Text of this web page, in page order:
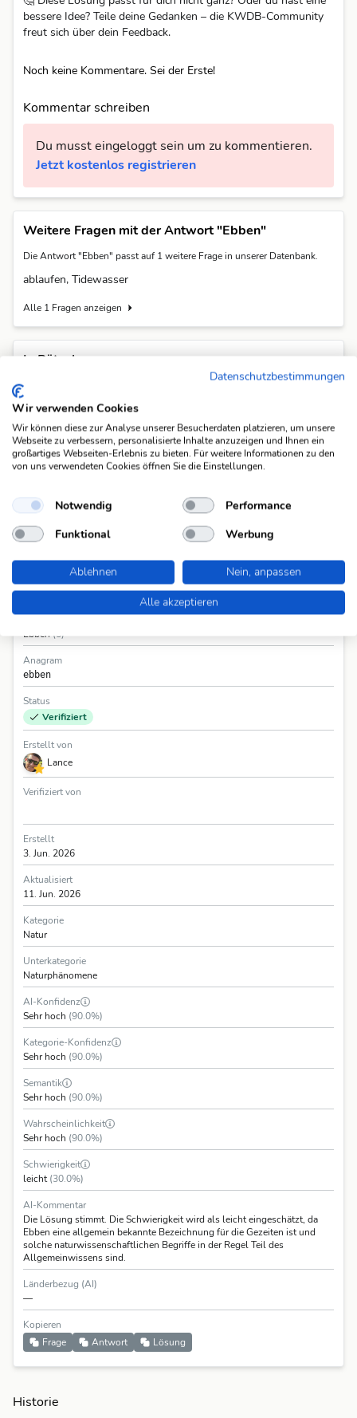
bessere Idee? Teile deine Gedanken – die KWDB-Community
freut sich über dein Feedback.
Noch keine Kommentare. Sei der Erste!
Kommentar schreiben
Du musst eingeloggt sein um zu kommentieren.
Jetzt kostenlos registrieren
Weitere Fragen mit der Antwort "Ebben"
Die Antwort "Ebben" passt auf 1 weitere Frage in unserer Datenbank.
ablaufen, Tidewasser
Alle 1 Fragen anzeigen
In Rätselmappen
Diese Lösung ist bereits in folgenden Rätselmappen vorgekommen.
Migros-Magazin KW 22
Informationen
eine der Gezeiten (Mz.)(23)
Ebben (5)
Anagram
ebben
Status
Verifiziert
Erstellt von
Lance
Verifiziert von
Erstellt
3. Jun. 2026
Aktualisiert
11. Jun. 2026
Kategorie
Natur
Unterkategorie
Naturphänomene
AI-Konfidenz
Sehr hoch (90.0%)
Kategorie-Konfidenz
Sehr hoch (90.0%)
Semantik
Sehr hoch (90.0%)
Wahrscheinlichkeit
Sehr hoch (90.0%)
Schwierigkeit
leicht(30.0%)
AI-Kommentar
Die Lösung stimmt. Die Schwierigkeit wird als leicht eingeschätzt, da
Ebben eine allgemein bekannte Bezeichnung für die Gezeiten ist und
solche naturwissenschaftlichen Begriffe in der Regel Teil des
Allgemeinwissens sind.
Länderbezug (AI)
—
Kopieren
Frage
Antwort Lösung
Historie
Datenschutzbestimmungen
Wir verwenden Cookies
Wir können diese zur Analyse unserer Besucherdaten platzieren, um unsere
Webseite zu verbessern, personalisierte Inhalte anzuzeigen und Ihnen ein
großartiges Webseiten-Erlebnis zu bieten. Für weitere Informationen zu den
von uns verwendeten Cookies öffnen Sie die Einstellungen.
Notwendig
Performance
Funktional
Werbung
Ablehnen
Nein, anpassen
Alle akzeptieren